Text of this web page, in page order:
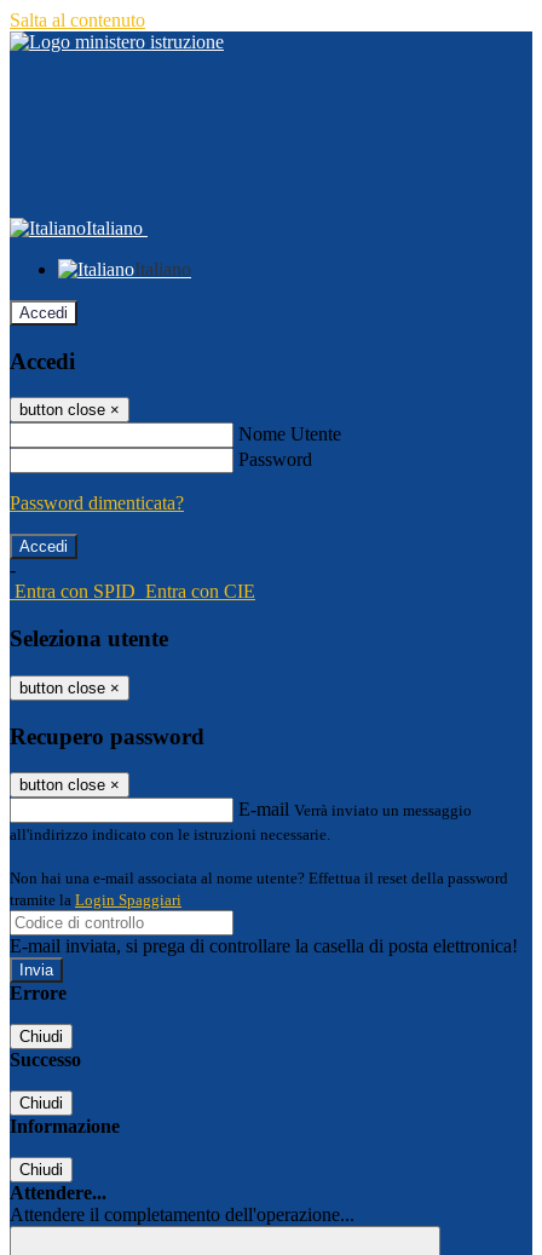
Salta al contenuto
Italiano
Italiano
Accedi
Accedi
button close ×
Nome Utente
Password
Password dimenticata?
-
Entra con SPID Entra con CIE
Seleziona utente
button close ×
Recupero password
button close ×
E-mail Verrà inviato un messaggio
all'indirizzo indicato con le istruzioni necessarie.
Non hai una e-mail associata al nome utente? Effettua il reset della password
tramite la Login Spaggiari
E-mail inviata, si prega di controllare la casella di posta elettronica!
Errore
Chiudi
Successo
Chiudi
Informazione
Chiudi
Attendere...
Attendere il completamento dell'operazione...